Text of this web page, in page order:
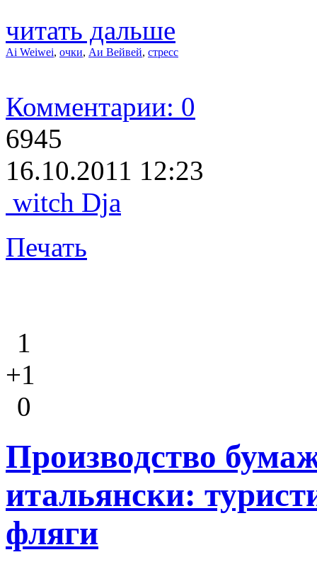
читать дальше
Ai Weiwei, очки, Аи Вейвей, стресс
Комментарии: 0
6945
16.10.2011 12:23
witch Dja
Печать
1
+1
0
Производство
итальянски:
фляги